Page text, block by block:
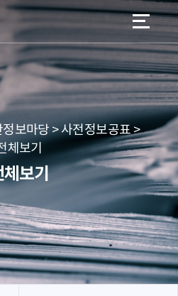
바로가기
바로가기
보마당 > 사전정보공표 >
체보기
체보기